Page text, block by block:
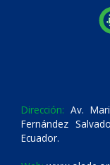
Dirección: Av.
Fernández
Ecuador.